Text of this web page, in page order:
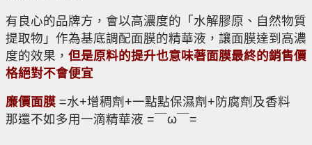
有良心的品牌方，會以高濃度的「水解膠原、自然物質
提取物」作為基底調配面膜的精華液，讓面膜達到高濃
度的效果， 但是原料的提升也意味著面膜最終的銷售價
格絕對不會便宜
廉價面膜 =水+增稠劑+一點點保濕劑+防腐劑及香料
那還不如多用一滴精華液 =￣ω￣=